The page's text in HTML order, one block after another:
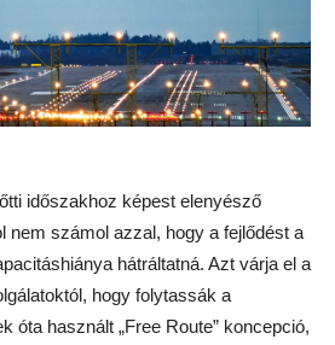
időszakhoz képest elenyésző
nem számol azzal, hogy a fejlődést a
hátráltatná. Azt várja el a
hogy folytassák a
óta használt „Free Route” koncepció,